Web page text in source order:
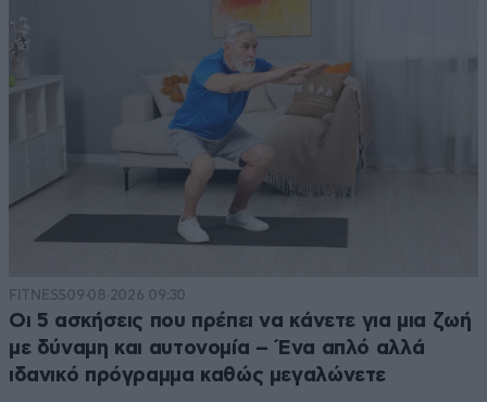
FITNESS09·08·2026 09:30
Οι 5 ασκήσεις που πρέπει να κάνετε για μια ζωή
με δύναμη και αυτονομία – Ένα απλό αλλά
ιδανικό πρόγραμμα καθώς μεγαλώνετε